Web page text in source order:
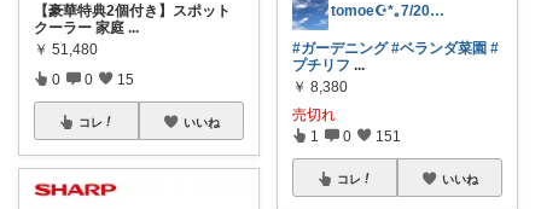
【豪華特典2個付き】スポット
クーラー 家庭 ...
￥ 51,480
0 0 15
コレ いいね
tomoe☪︎*｡7/20経由ご購入感謝
#ガーデニング #ベランダ菜園 #
プチリフ ...
￥ 8,380
売切れ
1 0 151
コレ いいね